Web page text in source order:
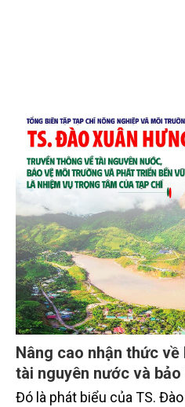
Nâng cao nhận thức
tài nguyên nước và
Đó là phát biểu của TS.